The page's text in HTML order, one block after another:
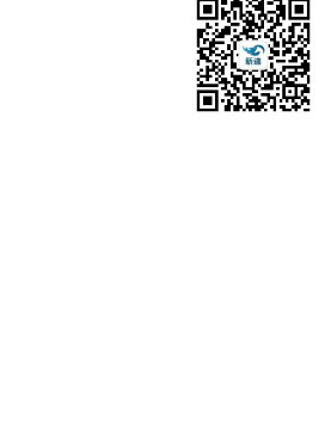
偿：我司赔偿的原则是货物丢失运费三倍理
赔，因不可控因素装柜拆柜海关查验通关都
是不可控因素易损，易碎物品不做理赔，请